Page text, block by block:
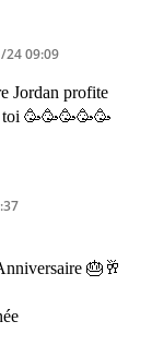
24 09:09
Jordan profite
toi 🥳🥳🥳🥳🥳
🎂🥂